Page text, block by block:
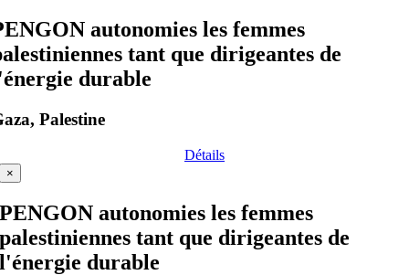
autonomies les femmes
tant que dirigeantes de
durable
Palestine
Détails
×
PENGON autonomies les femmes
palestiniennes tant que dirigeantes de
l'énergie durable